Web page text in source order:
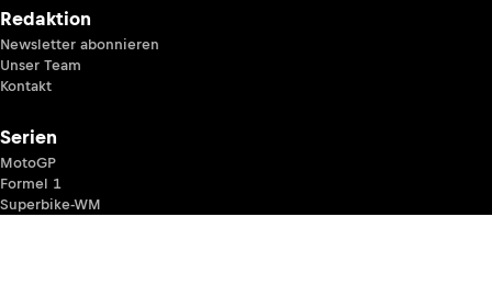
Redaktion
Newsletter abonnieren
Unser Team
Kontakt
Serien
MotoGP
Formel 1
Superbike-WM